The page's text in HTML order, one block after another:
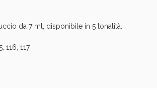
da 7 ml, disponibile in 5 tonalità.
116, 117